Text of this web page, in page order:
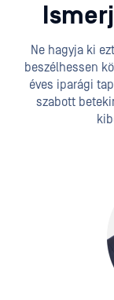
Ne hagyja ki
beszélhessen
éves iparági
szabott